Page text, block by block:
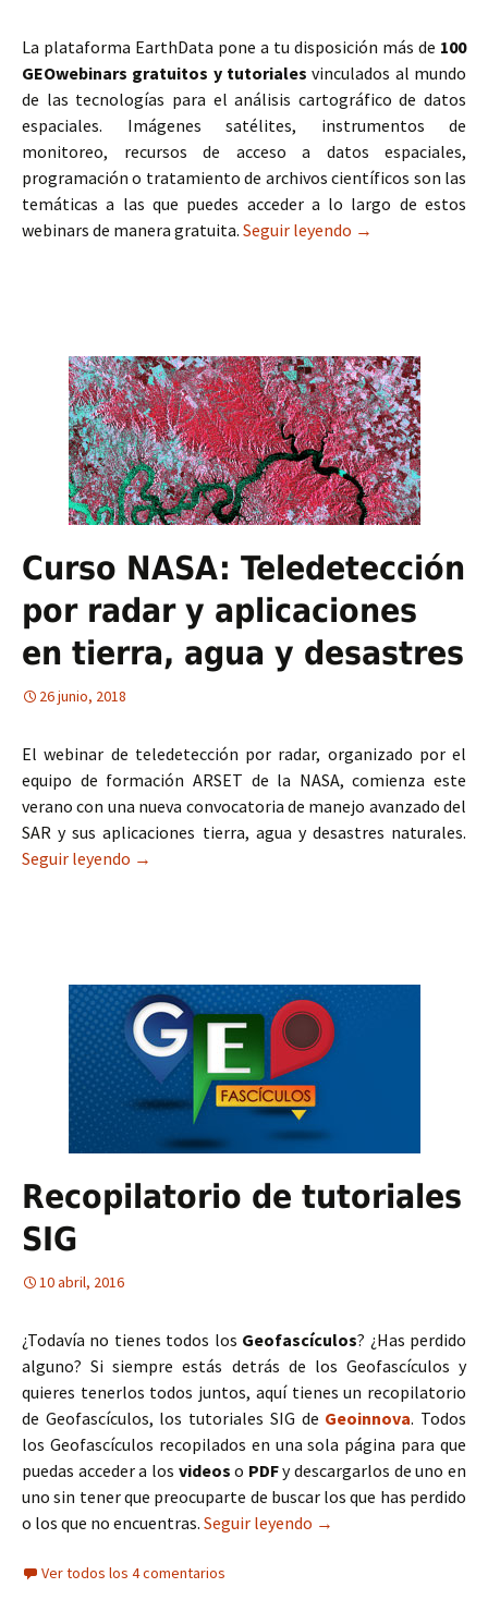
La plataforma EarthData pone a tu disposición más de 100
GEOwebinars gratuitos y tutoriales vinculados al mundo
de las tecnologías para el análisis cartográfico de datos
espaciales. Imágenes satélites, instrumentos de
monitoreo, recursos de acceso a datos espaciales,
programación o tratamiento de archivos científicos son las
temáticas a las que puedes acceder a lo largo de estos
webinars de manera gratuita. Seguir leyendo Los 150 GEO
→
Curso NASA: Teledetección
por radar y aplicaciones
en tierra, agua y desastres
26 junio, 2018
El webinar de teledetección por radar, organizado por el
equipo de formación ARSET de la NASA, comienza este
verano con una nueva convocatoria de manejo avanzado del
SAR y sus aplicaciones tierra, agua y desastres naturales.
Seguir leyendo Curso NASA: Teledetección por radar y
→
Recopilatorio de tutoriales
SIG
10 abril, 2016
¿Todavía no tienes todos los Geofascículos? ¿Has perdido
alguno? Si siempre estás detrás de los Geofascículos y
quieres tenerlos todos juntos, aquí tienes un recopilatorio
de Geofascículos, los tutoriales SIG de Geoinnova. Todos
los Geofascículos recopilados en una sola página para que
puedas acceder a los videos o PDFy descargarlos de uno en
uno sin tener que preocuparte de buscar los que has perdido
o los que no encuentras. Seguir leyendo Recopilatorio de
→
Ver todos los 4 comentarios